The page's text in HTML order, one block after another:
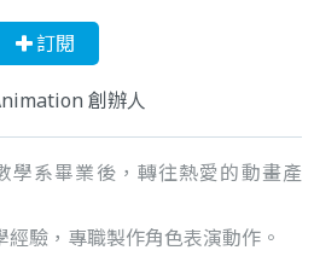
訂閱
創辦人
學系畢業後，轉往熱愛的動畫產
驗，專職製作角色表演動作。